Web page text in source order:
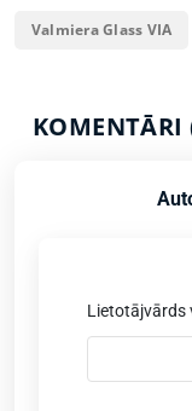
Valmiera Glass VIA
KOMENTĀRI
Lietotājvārds